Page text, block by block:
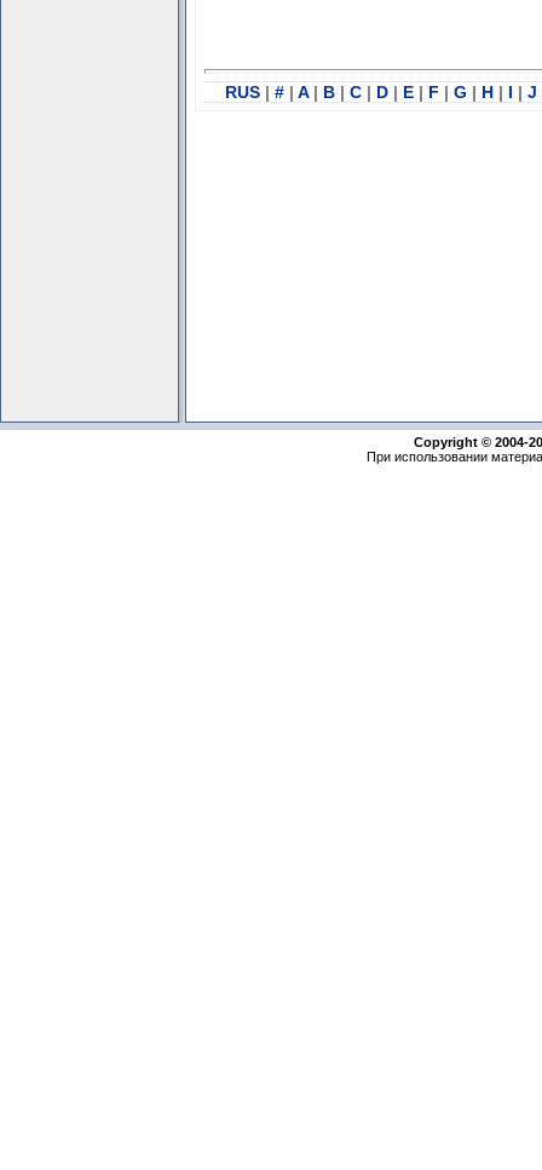
RUS | # | A | B | C | D | E | F | G | H | I | J
Copyright © 2004-
При использовании